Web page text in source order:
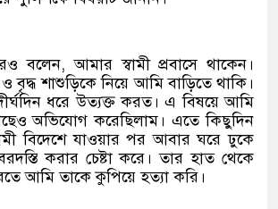
আমার স্বামী প্রবাসে থাকেন।
বৃদ্ধ শাশুড়িকে নিয়ে আমি বাড়িতে থাকি।
ধরে উত্যক্ত করত। এ বিষয়ে আমি
অভিযোগ করেছিলাম। এতে কিছুদিন
বিদেশে যাওয়ার পর আবার ঘরে ঢুকে
করার চেষ্টা করে। তার হাত থেকে
আমি তাকে কুপিয়ে হত্যা করি।